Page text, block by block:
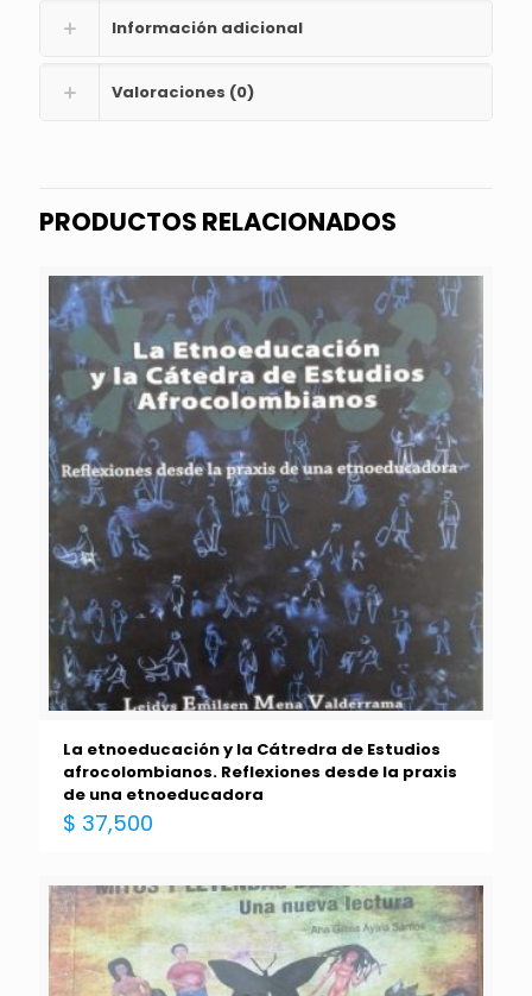
Información adicional
Valoraciones (0)
PRODUCTOS RELACIONADOS
La etnoeducación y la Cátredra de Estudios
afrocolombianos. Reflexiones desde la praxis
de una etnoeducadora
$ 37,500